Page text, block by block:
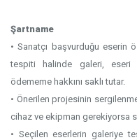
Şartname
• Sanatçı başvurduğu eserin
tespiti halinde galeri, eseri
ödememe hakkını saklı tutar.
• Önerilen projesinin
cihaz ve ekipman gerekiyorsa
• Seçilen eserlerin galeriye